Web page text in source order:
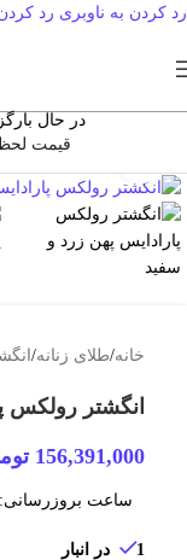
رد کردن به ناوبری رد
در حال
قیمت
بزرگنمایی تصویر
خانه/طلای زنانه/
انگشتر رولکس
156,391,000
ساعت بروزرسانی:
1 در انبار